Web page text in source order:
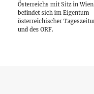
Österreichs mit Sitz in
befindet sich im Eigentum
österreichischer
und des ORF.